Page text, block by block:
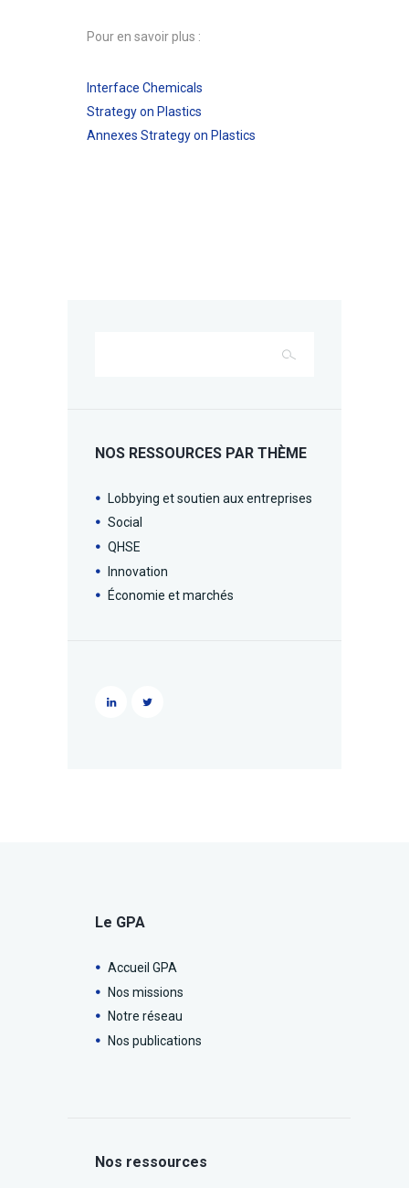
Pour en savoir plus :
Interface Chemicals
Strategy on Plastics
Annexes Strategy on Plastics
NOS RESSOURCES PAR THÈME
Lobbying et soutien aux entreprises
Social
QHSE
Innovation
Économie et marchés
Le GPA
Accueil GPA
Nos missions
Notre réseau
Nos publications
Nos ressources